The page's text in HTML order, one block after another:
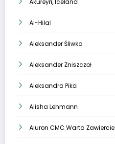
Akureyri, Iceland
Al-Hilal
Aleksander Śliwka
Aleksander Zniszczoł
Aleksandra Pika
Alisha Lehmann
Aluron CMC Warta Zawiercie